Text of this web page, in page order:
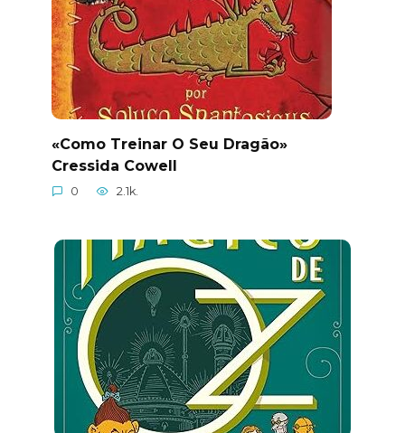
«Como Treinar O Seu Dragão»
Cressida Cowell
0 2.1k.